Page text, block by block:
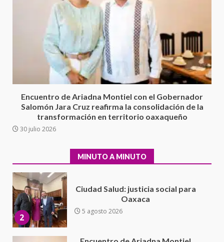
Encuentro de Ariadna Montiel con el Gobernador
Salomón Jara Cruz reafirma la consolidación de la
transformación en territorio oaxaqueño
30 julio 2026
MINUTO A MINUTO
Cuacnopalan
26 junio 2026
Exhorta Poder Legislativo al
IEEPO y al Iocied a realizar una
evaluación técnica y estructural
integral de las instalaciones de la
Moisés Sáenz Garza
5 agosto 2026
5 agosto 2026
3
con el Gobernador Salomón Jara
Cruz reafirma la consolidación
de la transformación en